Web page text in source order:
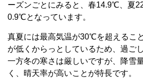
ーズンごとにみると、春14.9℃、夏
0.9℃となっています。
真夏には最高気温が30℃を超えるこ
が低くからっとしているため、過ご
一方冬の寒さは厳しいですが、降雪
く、晴天率が高いことが特長です。